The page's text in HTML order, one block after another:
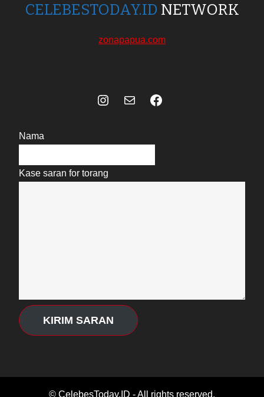
CELEBESTODAY.ID NETWORK
zonapapua.com
Instagram
Mail Celebes Today Social Media
Nama
Kase saran for torang
KIRIM SARAN
© CelebesToday.ID - All rights reserved.